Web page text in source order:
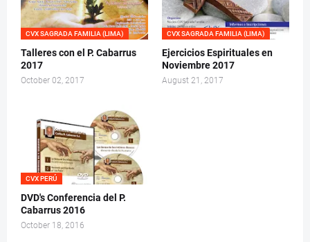
CVX SAGRADA FAMILIA (LIMA)
Talleres con el P. Cabarrus
2017
October 02, 2017
CVX SAGRADA FAMILIA (LIMA)
Ejercicios Espirituales en
Noviembre 2017
August 21, 2017
CVX PERÚ
DVD's Conferencia del P.
Cabarrus 2016
October 18, 2016